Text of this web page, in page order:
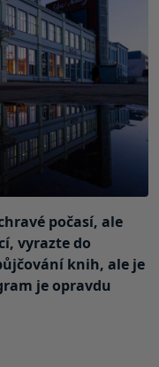
počasí, ale
vyrazte do
knih, ale je
je opravdu